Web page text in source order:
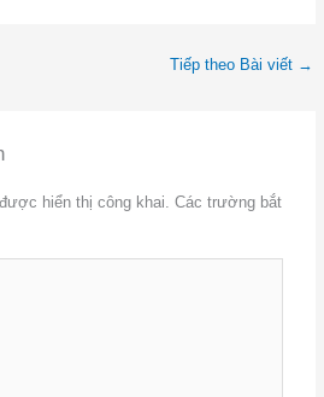
Tiếp theo Bài viết →
hiển thị công khai. Các trường bắt